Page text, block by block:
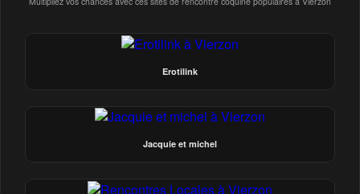
Erotilink
Jacquie et michel